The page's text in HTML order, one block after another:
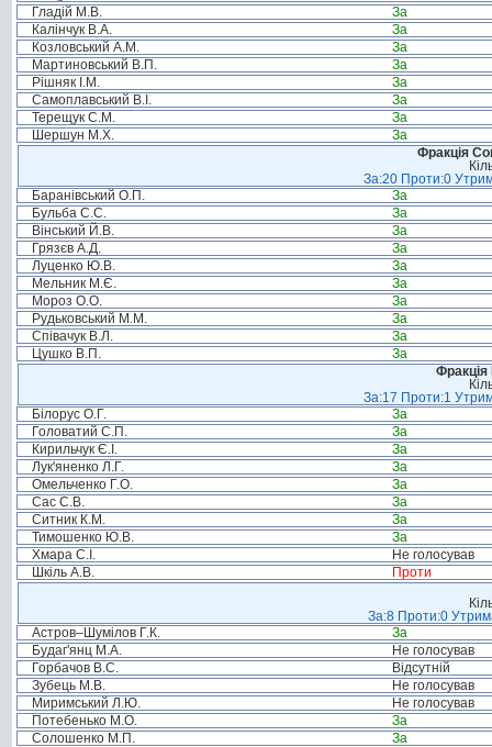
Гладій М.В.
За
Калінчук В.А.
За
Козловський А.М.
За
Мартиновський В.П.
За
Рішняк І.М.
За
Самоплавський В.І.
За
Терещук С.М.
За
Шершун М.Х.
За
Фракція
За:20 Проти:0
Баранівський О.П.
За
Бульба С.С.
За
Вінський Й.В.
За
Грязєв А.Д.
За
Луценко Ю.В.
За
Мельник М.Є.
За
Мороз О.О.
За
Рудьковський М.М.
За
Співачук В.Л.
За
Цушко В.П.
За
За:17 Проти:1
Білорус О.Г.
За
Головатий С.П.
За
Кирильчук Є.І.
За
Лук'яненко Л.Г.
За
Омельченко Г.О.
За
Сас С.В.
За
Ситник К.М.
За
Тимошенко Ю.В.
За
Хмара С.І.
Не голосував
Шкіль А.В.
Проти
За:8 Проти:0
Астров–Шумілов Г.К.
За
Будаг'янц М.А.
Не голосував
Горбачов В.С.
Відсутній
Зубець М.В.
Не голосував
Миримський Л.Ю.
Не голосував
Потебенько М.О.
За
Солошенко М.П.
За